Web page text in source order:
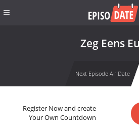
Zeg Eens
Next Episode Air Date
Register Now and create
Your Own Countdown